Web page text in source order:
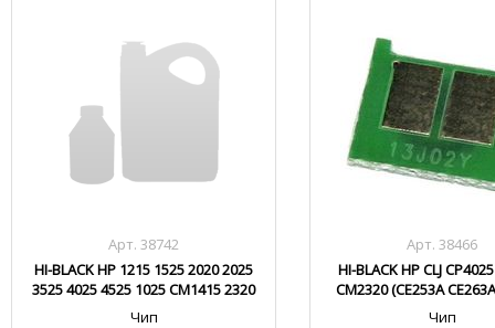
Арт. 38742
HI-BLACK HP 1215 1525 2020 2025
3525 4025 4525 1025 CM1415 2320
Cyan
Чип
Арт. 38466
HI-BLACK HP CLJ
CM2320 (CE253A
CC533A)
Чип